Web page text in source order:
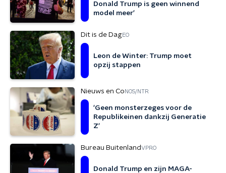
Donald Trump is geen winnend
model meer'
Dit is de DagEO
Leon de Winter: Trump moet
opzij stappen
Nieuws en Co NOS/NTR
'Geen monsterzeges voor de
Republikeinen dankzij Generatie
Z'
Bureau BuitenlandVPRO
Donald Trump en zijn MAGA-